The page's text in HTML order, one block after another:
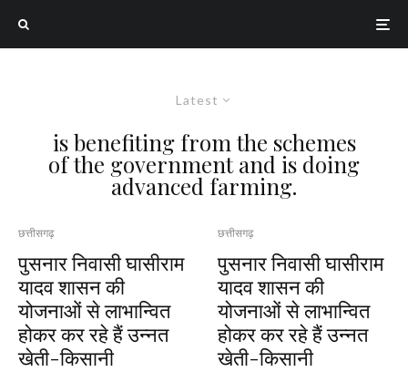
Latest
is benefiting from the schemes
of the government and is doing
advanced farming.
छत्तीसगढ़
पुसनार निवासी घासीराम
यादव शासन की
योजनाओं से लाभान्वित
होकर कर रहे हैं उन्नत
खेती-किसानी
छत्तीसगढ़
पुसनार निवासी घासीराम
यादव शासन की
योजनाओं से लाभान्वित
होकर कर रहे हैं उन्नत
खेती-किसानी